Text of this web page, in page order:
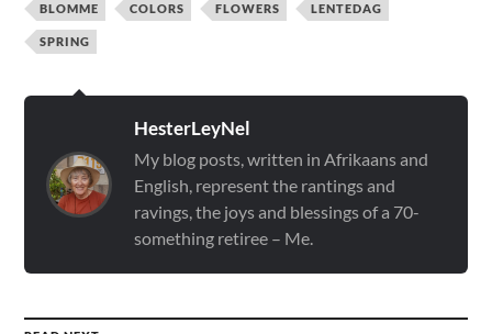
BLOMME COLORS FLOWERS LENTEDAG
SPRING
HesterLeyNel
My blog posts, written in Afrikaans and
English, represent the rantings and
ravings, the joys and blessings of a 70-
something retiree – Me.